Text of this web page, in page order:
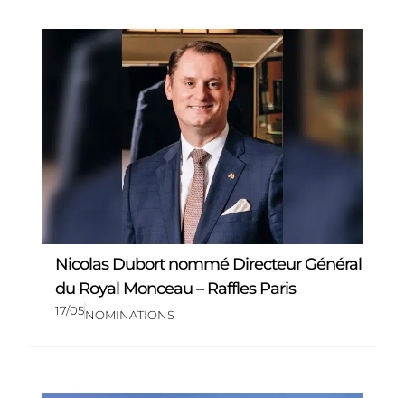
Nicolas Dubort nommé Directeur Général
du Royal Monceau – Raffles Paris
17/05NOMINATIONS